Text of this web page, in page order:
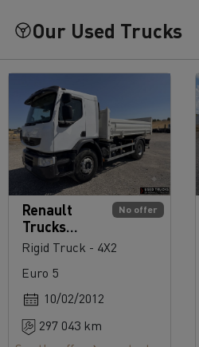
Our Used Trucks
No offer
Renault
Trucks
Premium
380
Rigid Truck - 4X2
Euro 5
10/02/2012
297 043 km